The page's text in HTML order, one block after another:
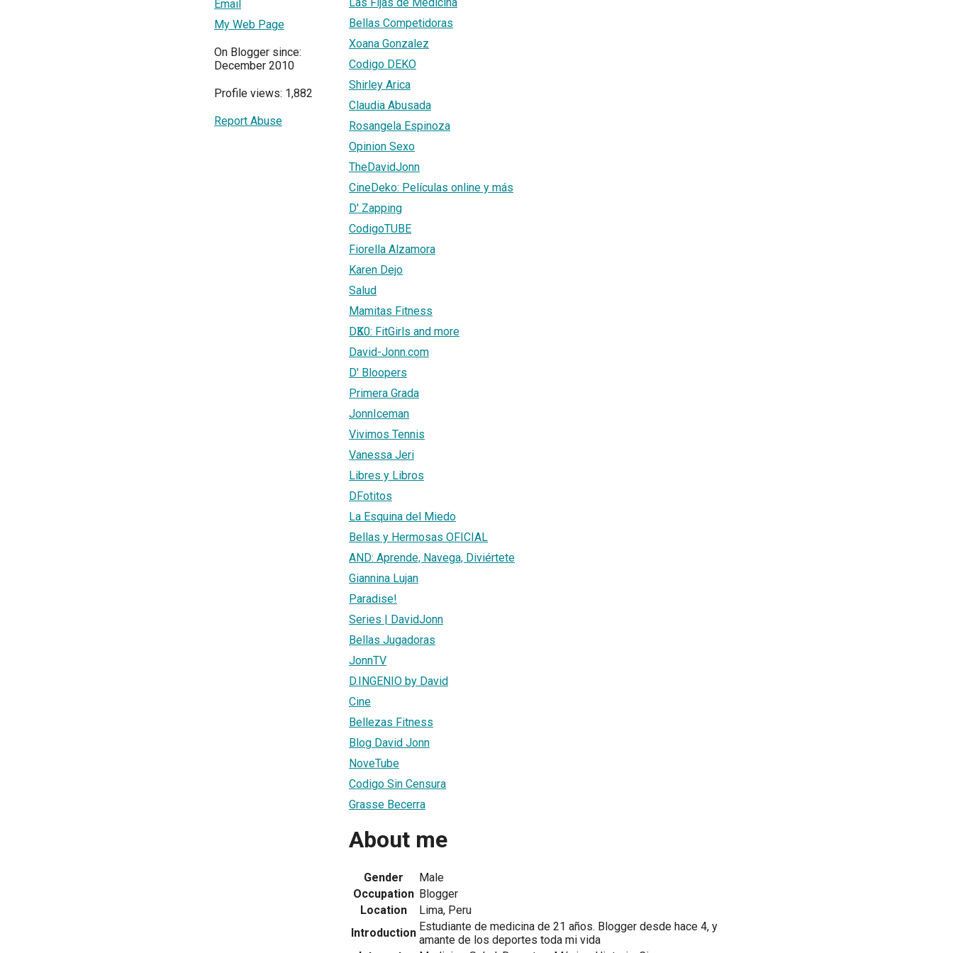
Email
My Web Page
On Blogger since:
December 2010
Profile views: 1,882
Report Abuse
Bellas Competidoras
Xoana Gonzalez
Codigo DEKO
Shirley Arica
Claudia Abusada
Rosangela Espinoza
Opinion Sexo
TheDavidJonn
CineDeko: Películas online y más
D' Zapping
CodigoTUBE
Fiorella Alzamora
Karen Dejo
Salud
Mamitas Fitness
DӠK0: FitGirls and more
David-Jonn.com
D' Bloopers
Primera Grada
JonnIceman
Vivimos Tennis
Vanessa Jeri
Libres y Libros
DFotitos
La Esquina del Miedo
Bellas y Hermosas OFICIAL
AND: Aprende, Navega, Diviértete
Giannina Lujan
Paradise!
Series | DavidJonn
Bellas Jugadoras
JonnTV
D.INGENIO by David
Cine
Bellezas Fitness
Blog David Jonn
NoveTube
Codigo Sin Censura
Grasse Becerra
About me
Gender
Male
Occupation Blogger
Location
Lima, Peru
Introduction Estudiante de medicina de 21 años. Blogger desde hace 4, y
amante de los deportes toda mi vida